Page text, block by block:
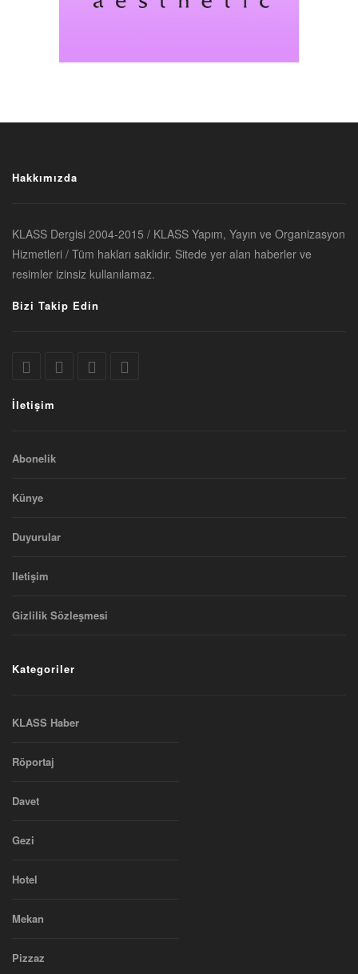
Hakkımızda
KLASS Dergisi 2004-2015 / KLASS Yapım, Yayın ve Organizasyon
Hizmetleri / Tüm hakları saklıdır. Sitede yer alan haberler ve
resimler izinsiz kullanılamaz.
Bizi Takip Edin
İletişim
Abonelik
Künye
Duyurular
Iletişim
Gizlilik Sözleşmesi
Kategoriler
KLASS Haber
Röportaj
Davet
Gezi
Hotel
Mekan
Pizzaz